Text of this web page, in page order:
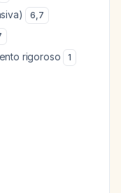
6,7
rigoroso 1